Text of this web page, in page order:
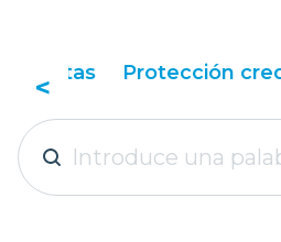
< Reporte de crédito y